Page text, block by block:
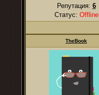
Репутация: 6
Статус: Offline
TheBook